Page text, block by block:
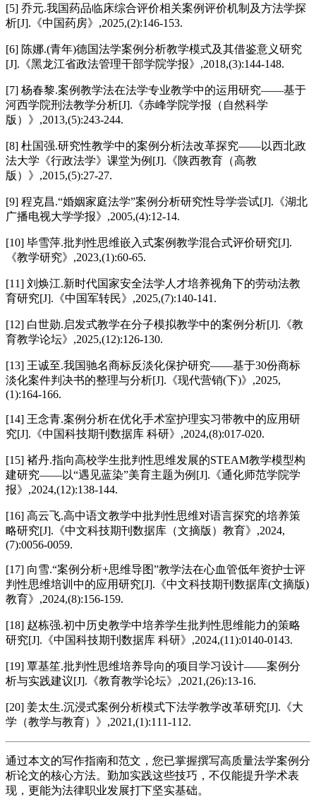
[5] 乔元.我国药品临床综合评价相关案例评价机制及方法学探
析[J].《中国药房》,2025,(2):146-153.
[6] 陈娜.(青年)德国法学案例分析教学模式及其借鉴意义研究
[J].《黑龙江省政法管理干部学院学报》,2018,(3):144-148.
[7] 杨春黎.案例教学法在法学专业教学中的运用研究——基于
河西学院刑法教学分析[J].《赤峰学院学报（自然科学
版）》,2013,(5):243-244.
[8] 杜国强.研究性教学中的案例分析法改革探究——以西北政
法大学《行政法学》课堂为例[J].《陕西教育（高教
版）》,2015,(5):27-27.
[9] 程克昌.“婚姻家庭法学”案例分析研究性导学尝试[J].《湖北
广播电视大学学报》,2005,(4):12-14.
[10] 毕雪萍.批判性思维嵌入式案例教学混合式评价研究[J].
《教学研究》,2023,(1):60-65.
[11] 刘焕江.新时代国家安全法学人才培养视角下的劳动法教
育研究[J].《中国军转民》,2025,(7):140-141.
[12] 白世勋.启发式教学在分子模拟教学中的案例分析[J].《教
育教学论坛》,2025,(12):126-130.
[13] 王诚至.我国驰名商标反淡化保护研究——基于30份商标
淡化案件判决书的整理与分析[J].《现代营销(下)》,2025,
(1):164-166.
[14] 王念青.案例分析在优化手术室护理实习带教中的应用研
究[J].《中国科技期刊数据库 科研》,2024,(8):017-020.
[15] 褚丹.指向高校学生批判性思维发展的STEAM教学模型构
建研究——以“遇见蓝染”美育主题为例[J].《通化师范学院学
报》,2024,(12):138-144.
[16] 高云飞.高中语文教学中批判性思维对语言探究的培养策
略研究[J].《中文科技期刊数据库（文摘版）教育》,2024,
(7):0056-0059.
[17] 向雪.“案例分析+思维导图”教学法在心血管低年资护士评
判性思维培训中的应用研究[J].《中文科技期刊数据库(文摘版)
教育》,2024,(8):156-159.
[18] 赵栋强.初中历史教学中培养学生批判性思维能力的策略
研究[J].《中国科技期刊数据库 科研》,2024,(11):0140-0143.
[19] 覃基笙.批判性思维培养导向的项目学习设计——案例分
析与实践建议[J].《教育教学论坛》,2021,(26):13-16.
[20] 姜太生.沉浸式案例分析模式下法学教学改革研究[J].《大
学（教学与教育）》,2021,(1):111-112.
通过本文的写作指南和范文，您已掌握撰写高质量法学案例分
析论文的核心方法。勤加实践这些技巧，不仅能提升学术表
现，更能为法律职业发展打下坚实基础。